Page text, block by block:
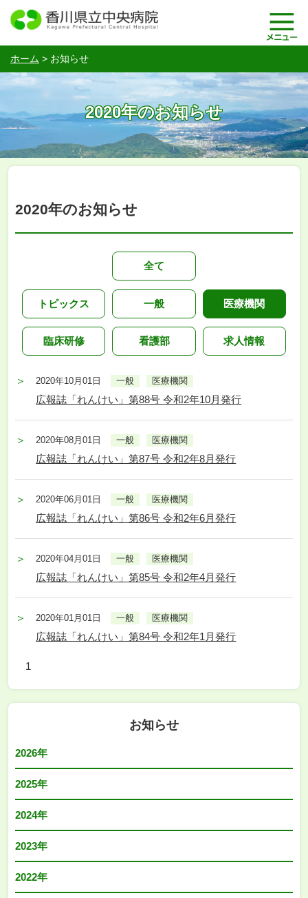
ホーム > お知らせ
2020年のお知らせ
2020年のお知らせ
全て
トピックス 一般 医療機関
臨床研修 看護部 求人情報
2020年10月01日 一般 医療機関
広報誌「れんけい」第88号 令和2年10月発行
2020年08月01日 一般 医療機関
広報誌「れんけい」第87号 令和2年8月発行
2020年06月01日 一般 医療機関
広報誌「れんけい」第86号 令和2年6月発行
2020年04月01日 一般 医療機関
広報誌「れんけい」第85号 令和2年4月発行
2020年01月01日 一般 医療機関
広報誌「れんけい」第84号 令和2年1月発行
1
お知らせ
2026年
2025年
2024年
2023年
2022年